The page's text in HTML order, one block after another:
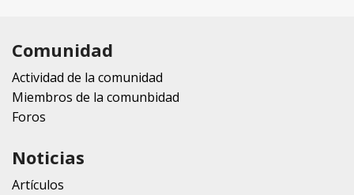
Comunidad
Actividad de la comunidad
Miembros de la comunbidad
Foros
Noticias
Artículos